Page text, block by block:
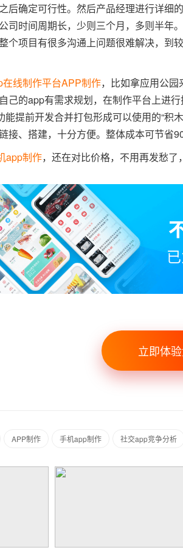
后确定可行性。然后产品经理进行详细
司时间周期长，少则三个月，多则半年
个项目有很多沟通上问题很难解决，到
在线制作平台APP制作，比如拿应用公
己的app有需求规划，在制作平台上进
提前开发合并打包形成可以使用的“积
接、搭建，十分方便。整体成本可节省
app制作，还在对比价格，不用再发愁了
立即体
APP制作 手机app制作 社交app竞争分析